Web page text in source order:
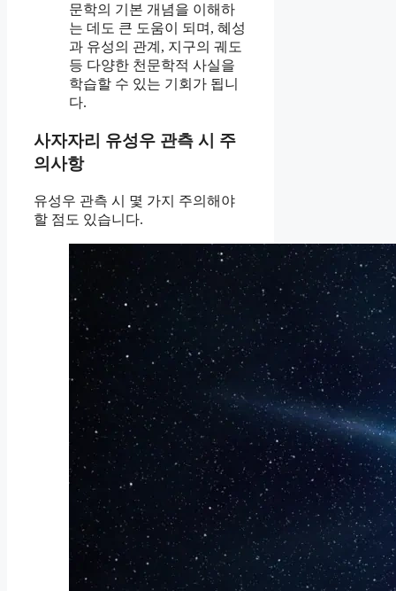
문학의 기본 개념을 이해하
는 데도 큰 도움이 되며, 혜성
과 유성의 관계, 지구의 궤도
등 다양한 천문학적 사실을
학습할 수 있는 기회가 됩니
다.
사자자리 유성우 관측 시 주
의사항
유성우 관측 시 몇 가지 주의해야
할 점도 있습니다.